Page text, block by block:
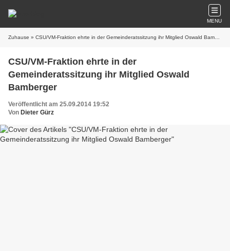
MENU
Zuhause » CSU/VM-Fraktion ehrte in der Gemeinderatssitzung ihr Mitglied Oswald Bamberger
CSU/VM-Fraktion ehrte in der
Gemeinderatssitzung ihr Mitglied Oswald
Bamberger
Veröffentlicht am 25.09.2014 19:52
Von Dieter Gürz